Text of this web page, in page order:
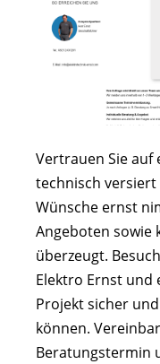
Vertrauen Sie auf
technisch
Wünsche ernst
Angeboten sowie
überzeugt.
Elektro Ernst und
Projekt sicher
können.
Beratungstermin